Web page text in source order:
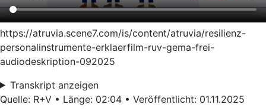
https://atruvia.scene7.com/is/content/atruvia/resilienz-
personalinstrumente-erklaerfilm-ruv-gema-frei-
audiodeskription-092025
Transkript anzeigen
Quelle: R+V • Länge: 02:04 • Veröffentlicht: 01.11.2025